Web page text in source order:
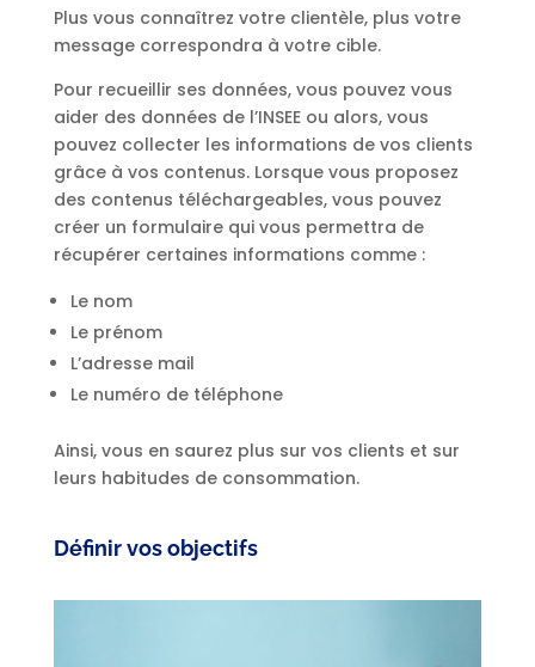
Plus vous connaîtrez votre clientèle, plus votre
message correspondra à votre cible.
Pour recueillir ses données, vous pouvez vous
aider des données de l’INSEE ou alors, vous
pouvez collecter les informations de vos clients
grâce à vos contenus. Lorsque vous proposez
des contenus téléchargeables, vous pouvez
créer un formulaire qui vous permettra de
récupérer certaines informations comme :
Le nom
Le prénom
L’adresse mail
Le numéro de téléphone
Ainsi, vous en saurez plus sur vos clients et sur
leurs habitudes de consommation.
Définir vos objectifs